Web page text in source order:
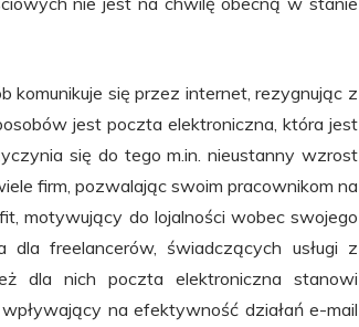
komunikuje się przez internet, rezygnując z
jest poczta elektroniczna, która jest
się do tego m.in. nieustanny wzrost
firm, pozwalając swoim pracownikom na
motywujący do lojalności wobec swojego
freelancerów, świadczących usługi z
dla nich poczta elektroniczna stanowi
na efektywność działań e-mail